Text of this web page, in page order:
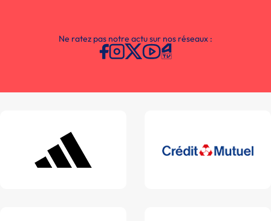
Ne ratez pas notre actu sur nos réseaux :